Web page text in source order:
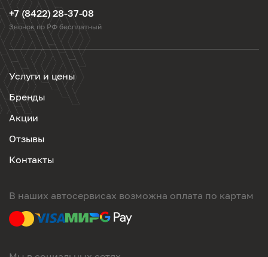
+7 (8422) 28-37-08
Звонок по РФ бесплатный
Услуги и цены
Бренды
Акции
Отзывы
Контакты
В наших автосервисах возможна оплата по картам